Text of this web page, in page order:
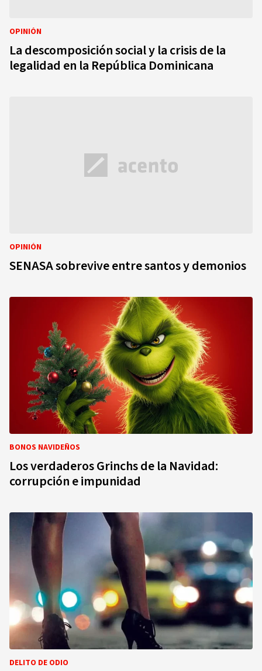
OPINIÓN
La descomposición social y la crisis de la
legalidad en la República Dominicana
OPINIÓN
SENASA sobrevive entre santos y demonios
BONOS NAVIDEÑOS
Los verdaderos Grinchs de la Navidad:
corrupción e impunidad
DELITO DE ODIO